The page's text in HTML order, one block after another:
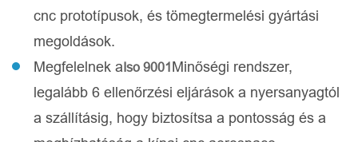
cnc prototípusok, és tömegtermelési gyártási
megoldások.
Megfelelnek a Iso 9001 Minőségi rendszer,
legalább 6 ellenőrzési eljárások a nyersanyagtól
a szállításig, hogy biztosítsa a pontosság és a